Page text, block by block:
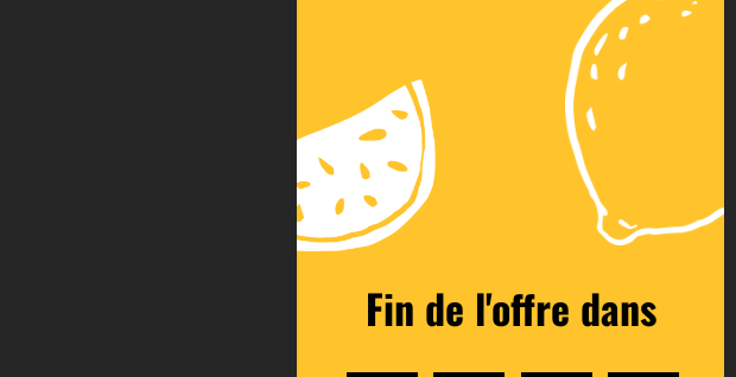
Fin de l'offre dans